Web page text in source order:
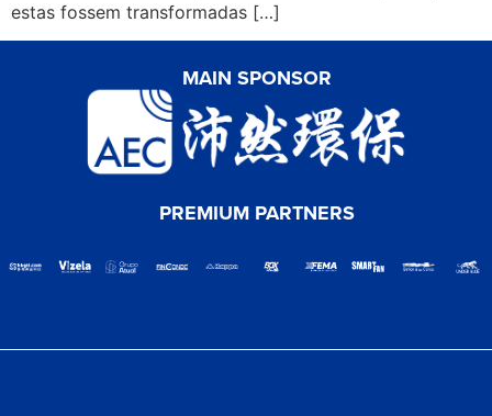
estas fossem transformadas […]
MAIN SPONSOR
PREMIUM PARTNERS